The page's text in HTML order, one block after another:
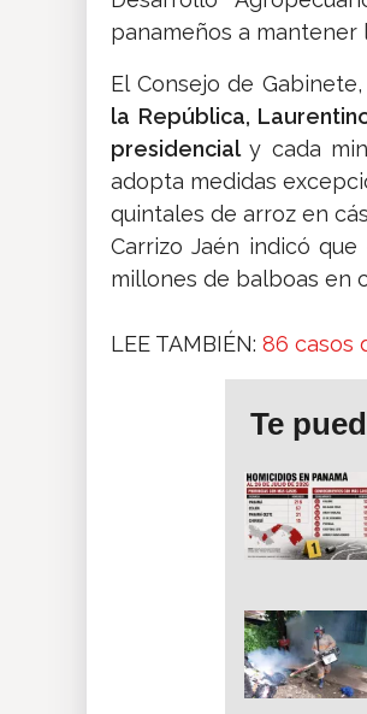
panameños a mantener
El Consejo de
la República,
presidencial y cada
adopta medidas
quintales de arroz en
Carrizo Jaén indicó
millones de balboas en
LEE TAMBIÉN: 86 casos
Te